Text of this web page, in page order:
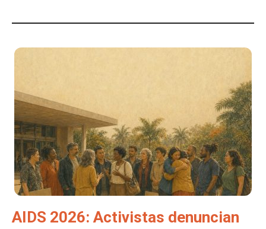
AIDS 2026: Activistas denuncian